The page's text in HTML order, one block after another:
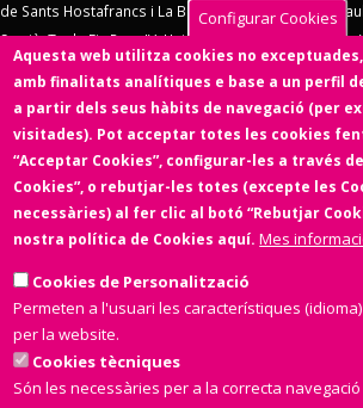
de Sants Hostafrancs i La Bordeta,SOS Racisme,
Sarrià,Taula Eix Pere IV,Unió d'Entitats de La Marina,
d'Entitats de La Verneda)
Xarxa
Consell d'Associacions de Barcelona manté un
Ens de l'Asociacionisme Cultural - ENS
Fundacions. El Consell d'Associacions de
d'Economia Solidària,FETS – Finançament Ètic i
SinergiaTIC,Coop57i deFiare
Aquesta web ha estat desenvolupada per una
Social i Solidària,
ànim de lucre.
Configurar Cookies
Aquesta web utilitza cookies no
amb finalitats analítiques e base a un perfil
a partir dels seus hàbits de navegació (per
visitades). Pot acceptar totes les cookies
“Acceptar Cookies”, configurar-les a través
Cookies”, o rebutjar-les totes (excepte les
necessàries) al fer clic al botó “Rebutjar
nostra política de Cookies aquí. Mes
Cookies de Personalització
Permeten a l'usuari les característiques
per la website.
Cookies tècniques
Són les necessàries per a la correcta